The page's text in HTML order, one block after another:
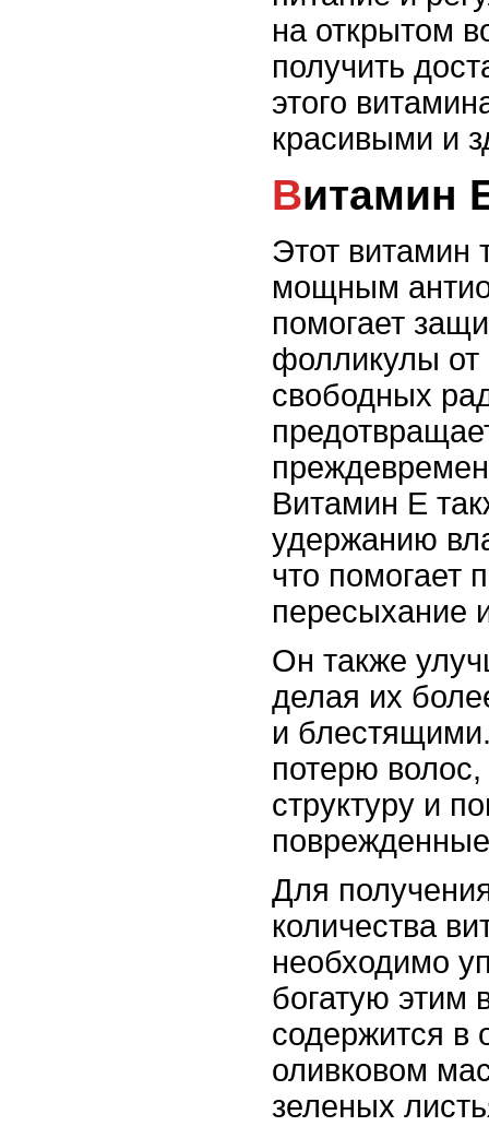
на открытом
получить
этого
красивыми и
Витамин
Этот витамин
мощным
помогает
фолликулы от
свободных
Витамин Е
удержанию
что помогает
пересыхание
Он также
делая их
и
потерю
структуру и
Для
количества
необходимо
богатую этим
содержится в
оливковом
зеленых